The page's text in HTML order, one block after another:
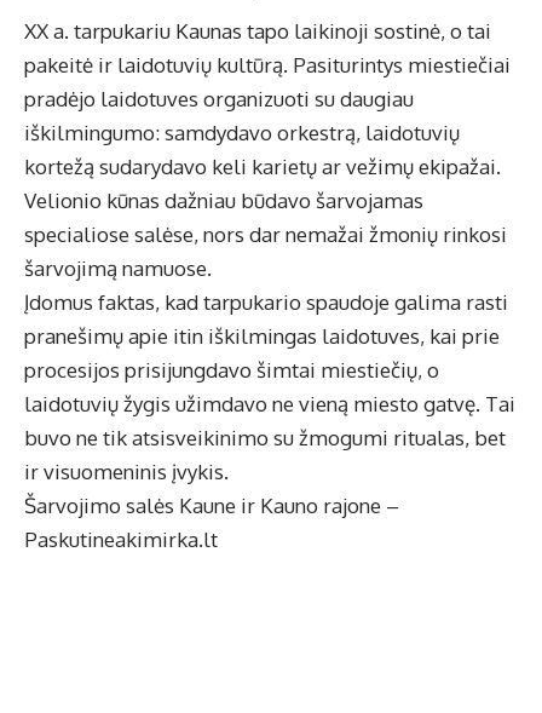
XX a. tarpukariu Kaunas tapo laikinoji sostinė, o tai
pakeitė ir laidotuvių kultūrą. Pasiturintys miestiečiai
pradėjo laidotuves organizuoti su daugiau
iškilmingumo: samdydavo orkestrą, laidotuvių
kortežą sudarydavo keli karietų ar vežimų ekipažai.
Velionio kūnas dažniau būdavo šarvojamas
specialiose salėse, nors dar nemažai žmonių rinkosi
šarvojimą namuose.
Įdomus faktas, kad tarpukario spaudoje galima rasti
pranešimų apie itin iškilmingas laidotuves, kai prie
procesijos prisijungdavo šimtai miestiečių, o
laidotuvių žygis užimdavo ne vieną miesto gatvę. Tai
buvo ne tik atsisveikinimo su žmogumi ritualas, bet
ir visuomeninis įvykis.
Šarvojimo salės Kaune ir Kauno rajone –
Paskutineakimirka.lt